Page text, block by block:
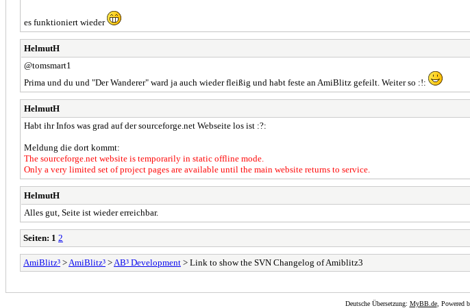
es funktioniert wieder
HelmutH
@tomsmart1
Prima und du und "Der Wanderer" ward ja auch wieder fleißig und habt feste an AmiBlitz gefeilt. Weiter so :!:
HelmutH
Habt ihr Infos was grad auf der sourceforge.net Webseite los ist :?:
Meldung die dort kommt:
The sourceforge.net website is temporarily in static offline mode.
Only a very limited set of project pages are available until the main website returns to service.
HelmutH
Alles gut, Seite ist wieder erreichbar.
Seiten: 1 2
AmiBlitz³ > AmiBlitz³ > AB³ Development > Link to show the SVN Changelog of Amiblitz3
Deutsche Übersetzung: MyBB.de, Powered